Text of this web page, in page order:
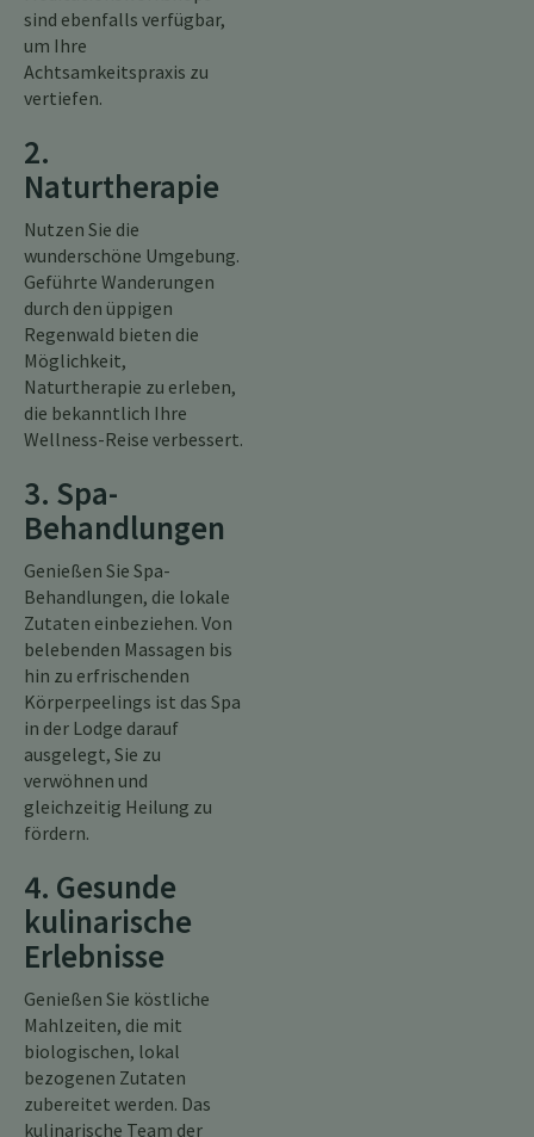
sind ebenfalls verfügbar,
um Ihre
Achtsamkeitspraxis zu
vertiefen.
2.
Naturtherapie
Nutzen Sie die
wunderschöne Umgebung.
Geführte Wanderungen
durch den üppigen
Regenwald bieten die
Möglichkeit,
Naturtherapie zu erleben,
die bekanntlich Ihre
Wellness-Reise verbessert.
3. Spa-
Behandlungen
Genießen Sie Spa-
Behandlungen, die lokale
Zutaten einbeziehen. Von
belebenden Massagen bis
hin zu erfrischenden
Körperpeelings ist das Spa
in der Lodge darauf
ausgelegt, Sie zu
verwöhnen und
gleichzeitig Heilung zu
fördern.
4. Gesunde
kulinarische
Erlebnisse
Genießen Sie köstliche
Mahlzeiten, die mit
biologischen, lokal
bezogenen Zutaten
zubereitet werden. Das
kulinarische Team der